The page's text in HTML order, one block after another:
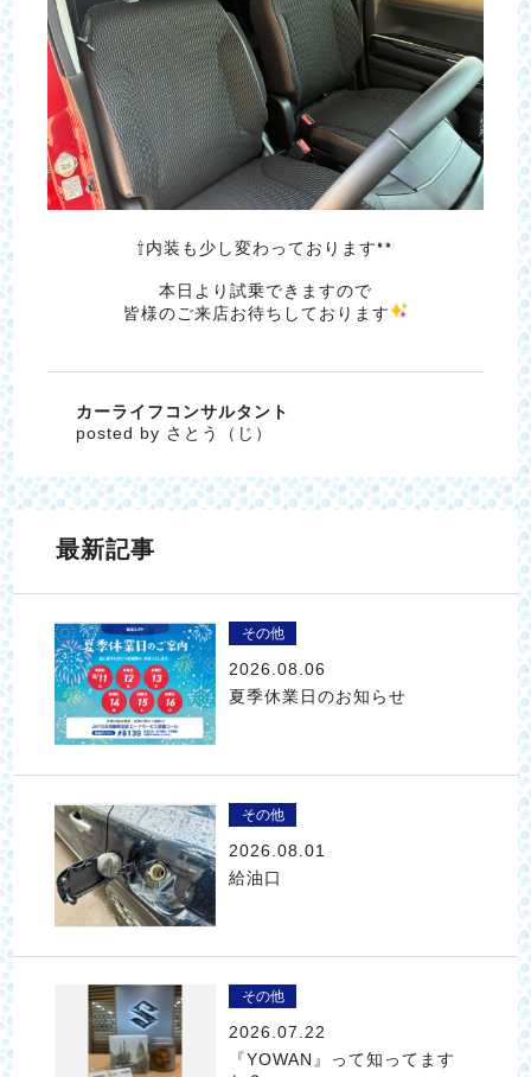
⇧内装も少し変わっております
本日より試乗できますので
皆様のご来店お待ちしております
カーライフコンサルタント
posted by さとう（じ）
最新記事
その他
2026.08.06
夏季休業日のお知らせ
その他
2026.08.01
給油口
その他
2026.07.22
『YOWAN』って知ってます